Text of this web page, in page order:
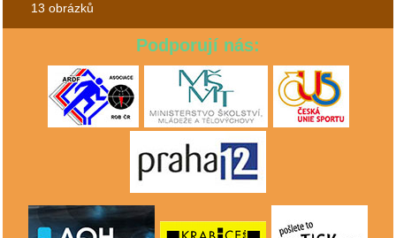
13 obrázků
Podporují nás: